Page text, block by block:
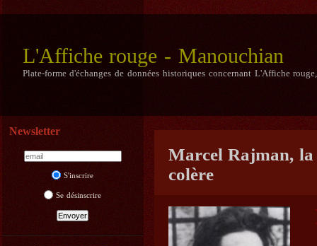
L'Affiche rouge - Manouchian
Plate-forme d'échanges de données historiques concernant L'Affiche
Newsletter
S'inscrire
Se désinscrire
Marcel Rajman,
colère